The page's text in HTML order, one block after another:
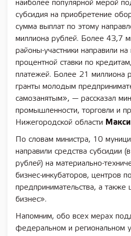
наиболее популярной мерой
субсидия на приобретение
сумма выплат по этому
миллиона рублей. Более 43,7
районы-участники направили
процентной ставки по
платежей. Более 21 миллиона
гранты молодым
самозанятым», — рассказал
промышленности, торговли и
Нижегородской области
По словам министра, 10
направили средства субсидии
рублей) на материально-
бизнес-инкубаторов, центров
предпринимательства, а
бизнес».
Напомним, обо всех мерах
федеральном и региональном